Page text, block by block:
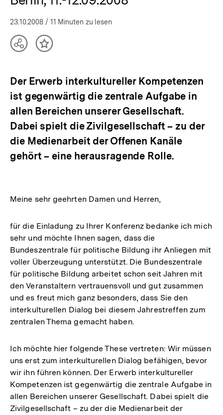
23.10.2008 / 11 Minuten zu lesen
TeilenInhalt
Der Erwerb interkultureller Kompetenzen
ist gegenwärtig die zentrale Aufgabe in
allen Bereichen unserer Gesellschaft.
Dabei spielt die Zivilgesellschaft – zu der
die Medienarbeit der Offenen Kanäle
gehört – eine herausragende Rolle.
Meine sehr geehrten Damen und Herren,
für die Einladung zu Ihrer Konferenz bedanke ich mich
sehr und möchte Ihnen sagen, dass die
Bundeszentrale für politische Bildung ihr Anliegen mit
voller Überzeugung unterstützt. Die Bundeszentrale
für politische Bildung arbeitet schon seit Jahren mit
den Veranstaltern vertrauensvoll und gut zusammen
und es freut mich ganz besonders, dass Sie den
interkulturellen Dialog bei diesem Jahrestreffen zum
zentralen Thema gemacht haben.
Ich möchte hier folgende These vertreten: Wir müssen
uns erst zum interkulturellen Dialog befähigen, bevor
wir ihn führen können. Der Erwerb interkultureller
Kompetenzen ist gegenwärtig die zentrale Aufgabe in
allen Bereichen unserer Gesellschaft. Dabei spielt die
Zivilgesellschaft – zu der die Medienarbeit der